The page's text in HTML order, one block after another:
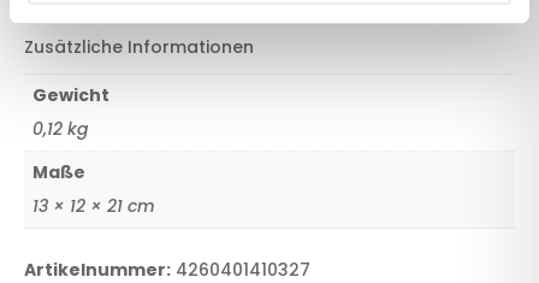
Zusätzliche Informationen
Gewicht
0,12 kg
Maße
13 × 12 × 21 cm
Artikelnummer: 4260401410327